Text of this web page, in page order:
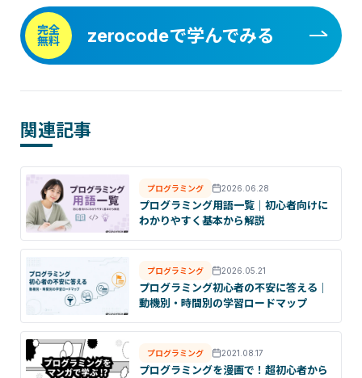
完全
無料
zerocodeで学んでみる
関連記事
プログラミング 2026.06.28
プログラミング用語一覧｜初心者向けに
わかりやすく基本から解説
プログラミング 2026.05.21
プログラミング初心者の不安に答える｜
動機別・時間別の学習ロードマップ
プログラミング 2021.08.17
プログラミングを漫画で！超初心者から